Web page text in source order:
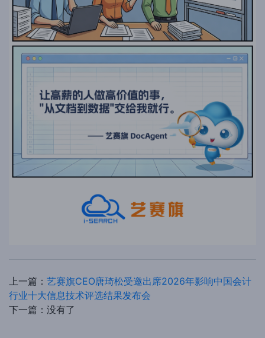
上一篇： 艺赛旗CEO唐琦松受邀出席2026年影响中国会计
行业十大信息技术评选结果发布会
下一篇：没有了